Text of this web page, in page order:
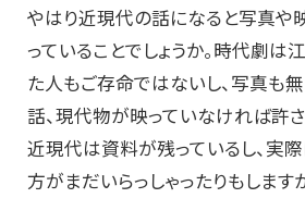
やはり近現代の話になると写真
っていることでしょうか。時代劇は
た人もご存命ではないし、写真も
話、現代物が映っていなければ許
近現代は資料が残っているし、実
方がまだいらっしゃったりもします